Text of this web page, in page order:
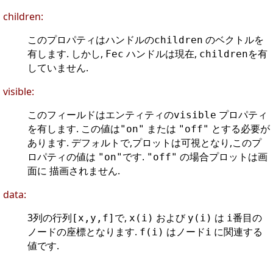
children:
このプロパティはハンドルのchildren のベクトルを
有します. しかし, Fec ハンドルは現在, childrenを有
していません.
visible:
このフィールドはエンティティのvisible プロパティ
を有します. この値は"on" または "off" とする必要が
あります. デフォルトで,プロットは可視となり,このプ
ロパティの値は "on" です. "off" の場合プロットは画
面に 描画されません.
data:
3列の行列 [x,y,f] で, x(i) および y(i) は i 番目の
ノードの座標となります. f(i) はノード i に関連する
値です.